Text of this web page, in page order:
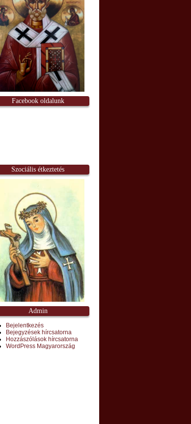
Facebook oldalunk
Szociális étkeztetés
Admin
Bejelentkezés
Bejegyzések hírcsatorna
Hozzászólások hírcsatorna
WordPress Magyarország